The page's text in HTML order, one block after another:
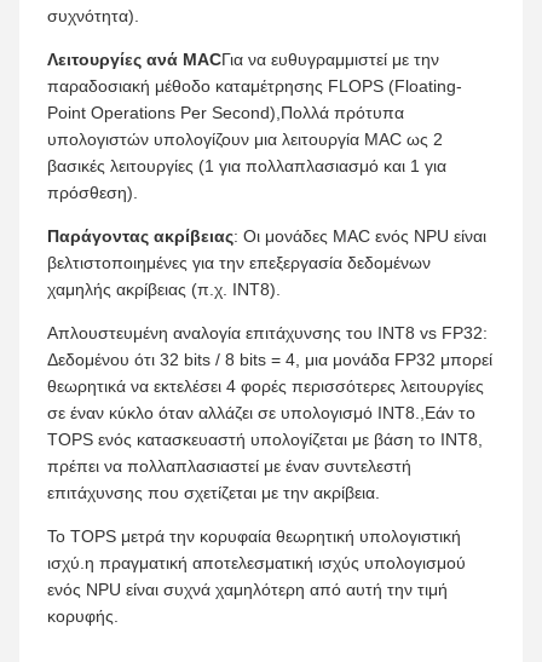
συχνότητα).
Λειτουργίες ανά MACΓια να ευθυγραμμιστεί με την
παραδοσιακή μέθοδο καταμέτρησης FLOPS (Floating-
Point Operations Per Second),Πολλά πρότυπα
υπολογιστών υπολογίζουν μια λειτουργία MAC ως 2
βασικές λειτουργίες (1 για πολλαπλασιασμό και 1 για
πρόσθεση).
Παράγοντας ακρίβειας: Οι μονάδες MAC ενός NPU είναι
βελτιστοποιημένες για την επεξεργασία δεδομένων
χαμηλής ακρίβειας (π.χ. INT8).
Απλουστευμένη αναλογία επιτάχυνσης του INT8 vs FP32:
Δεδομένου ότι 32 bits / 8 bits = 4, μια μονάδα FP32 μπορεί
θεωρητικά να εκτελέσει 4 φορές περισσότερες λειτουργίες
σε έναν κύκλο όταν αλλάζει σε υπολογισμό INT8.,Εάν το
TOPS ενός κατασκευαστή υπολογίζεται με βάση το INT8,
πρέπει να πολλαπλασιαστεί με έναν συντελεστή
επιτάχυνσης που σχετίζεται με την ακρίβεια.
Το TOPS μετρά την κορυφαία θεωρητική υπολογιστική
ισχύ.η πραγματική αποτελεσματική ισχύς υπολογισμού
ενός NPU είναι συχνά χαμηλότερη από αυτή την τιμή
κορυφής.